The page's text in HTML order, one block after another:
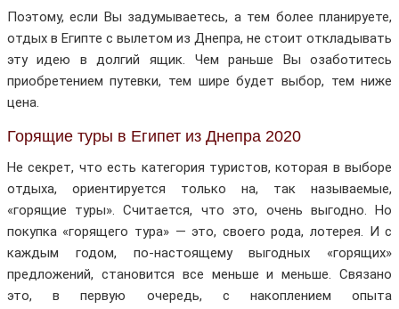
Поэтому, если Вы задумываетесь, а тем более планируете,
отдых в Египте с вылетом из Днепра, не стоит откладывать
эту идею в долгий ящик. Чем раньше Вы озаботитесь
приобретением путевки, тем шире будет выбор, тем ниже
цена.
Горящие туры в Египет из Днепра 2020
Не секрет, что есть категория туристов, которая в выборе
отдыха, ориентируется только на, так называемые,
«горящие туры». Считается, что это, очень выгодно. Но
покупка «горящего тура» — это, своего рода, лотерея. И с
каждым годом, по-настоящему выгодных «горящих»
предложений, становится все меньше и меньше. Связано
это, в первую очередь, с накоплением опыта